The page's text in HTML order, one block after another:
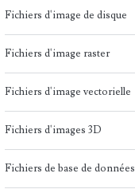
Fichiers d'image de disque
Fichiers d'image raster
Fichiers d'image vectorielle
Fichiers d'images 3D
Fichiers de base de données